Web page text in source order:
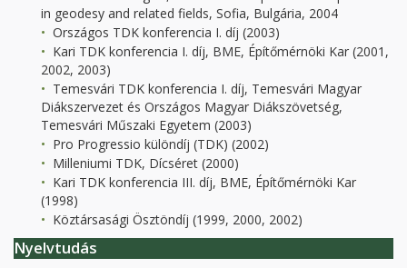
in geodesy and related fields, Sofia, Bulgária, 2004
Országos TDK konferencia I. díj (2003)
Kari TDK konferencia I. díj, BME, Építőmérnöki Kar (2001,
2002, 2003)
Temesvári TDK konferencia I. díj, Temesvári Magyar
Diákszervezet és Országos Magyar Diákszövetség,
Temesvári Műszaki Egyetem (2003)
Pro Progressio különdíj (TDK) (2002)
Milleniumi TDK, Dícséret (2000)
Kari TDK konferencia III. díj, BME, Építőmérnöki Kar
(1998)
Köztársasági Ösztöndíj (1999, 2000, 2002)
Nyelvtudás